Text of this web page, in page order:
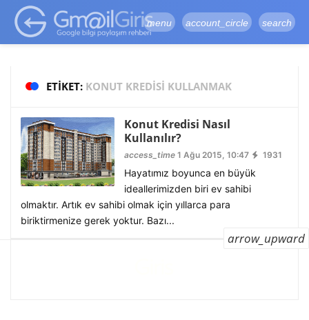
google-site-
verification=vqSI0upH550kabR5X8xpjMYieaXmuBueYgCJBW3uetM
menu account_circle search
ETIKET: KONUT KREDISI KULLANMAK
Konut Kredisi Nasıl
Kullanılır?
access_time1 Ağu 2015, 10:47 1931
Hayatımız boyunca en büyük
ideallerimizden biri ev sahibi
olmaktır. Artık ev sahibi olmak için yıllarca para
biriktirmenize gerek yoktur. Bazı...
arrow_upward